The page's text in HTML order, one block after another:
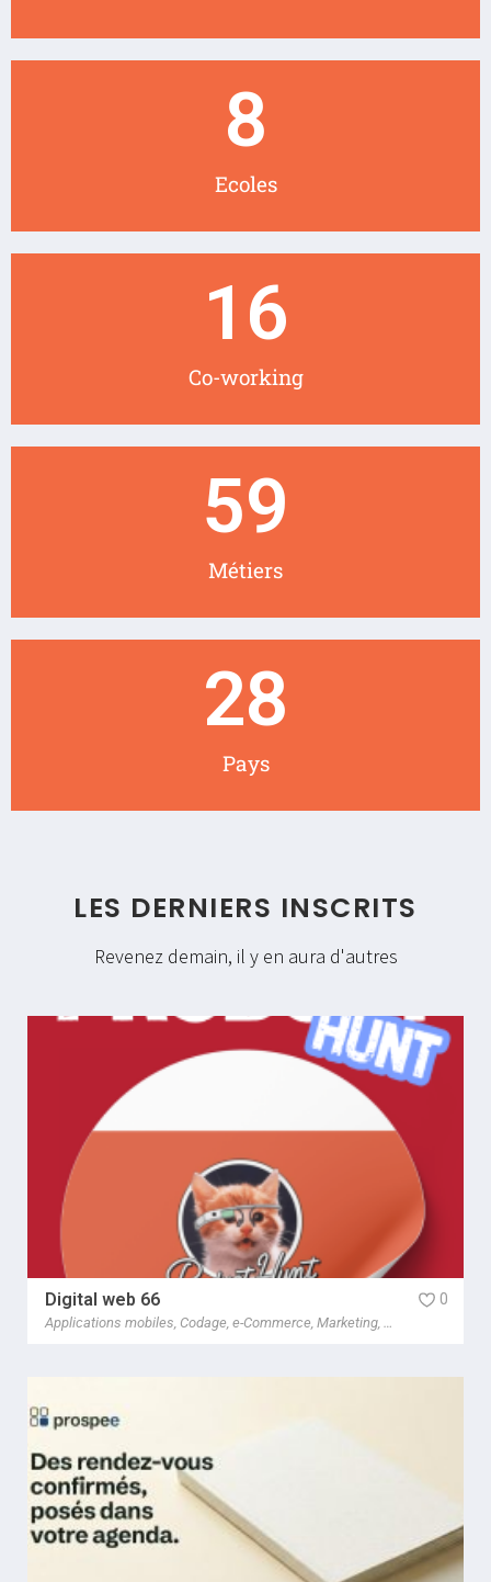
Ecoles
8
Co-working
16
Métiers
59
Pays
28
LES DERNIERS INSCRITS
Revenez demain, il y en aura d'autres
Digital web 66
Applications mobiles, Codage, e-Commerce, Marketing, Netlinking
0